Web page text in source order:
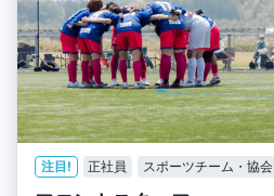
注目! 正社員 スポーツチーム・協会